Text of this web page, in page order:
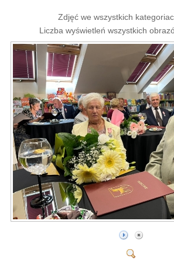
Zdjęć we wszystkich
Liczba wyświetleń wszystkich